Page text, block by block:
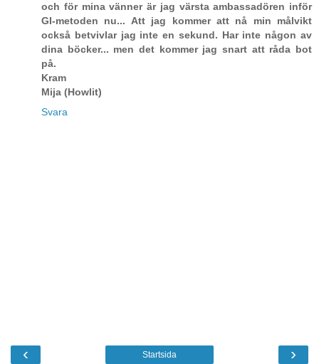
och för mina vänner är jag värsta ambassadören inför
GI-metoden nu... Att jag kommer att nå min målvikt
också betvivlar jag inte en sekund. Har inte någon av
dina böcker... men det kommer jag snart att råda bot
på.
Kram
Mija (Howlit)
Svara
‹ ›
Startsida